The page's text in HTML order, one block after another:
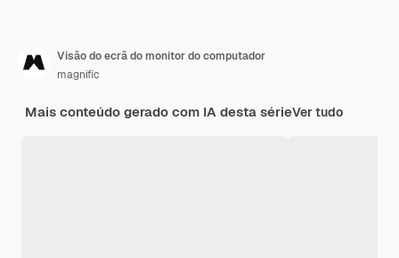
Visão do ecrã do monitor do computador
magnific
Mais conteúdo gerado com IA desta sérieVer tudo